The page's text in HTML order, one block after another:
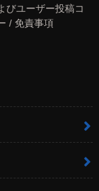
びユーザー投稿コ
/ 免責事項